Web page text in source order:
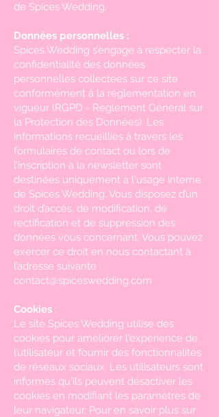
de Spices Wedding.
Données personnelles :
Spices Wedding s’engage à respecter la
confidentialité des données
personnelles collectées sur ce site
conformément à la réglementation en
vigueur (RGPD - Règlement Général sur
la Protection des Données). Les
informations recueillies à travers les
formulaires de contact ou lors de
l’inscription à la newsletter sont
destinées uniquement à l'usage interne
de Spices Wedding. Vous disposez d’un
droit d’accès, de modification, de
rectification et de suppression des
données vous concernant. Vous pouvez
exercer ce droit en nous contactant à
l’adresse suivante :
contact@spiceswedding.com
Cookies :
Le site Spices Wedding utilise des
cookies pour améliorer l'expérience de
l’utilisateur et fournir des fonctionnalités
de réseaux sociaux. Les utilisateurs sont
informés qu'ils peuvent désactiver les
cookies en modifiant les paramètres de
leur navigateur. Pour en savoir plus sur